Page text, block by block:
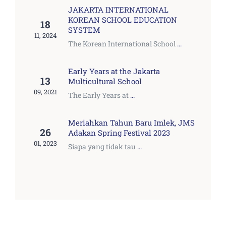
18
11, 2024
JAKARTA INTERNATIONAL
KOREAN SCHOOL EDUCATION
SYSTEM
The Korean International School ...
13
09, 2021
Early Years at the Jakarta
Multicultural School
The Early Years at ...
26
01, 2023
Meriahkan Tahun Baru Imlek, JMS
Adakan Spring Festival 2023
Siapa yang tidak tau ...